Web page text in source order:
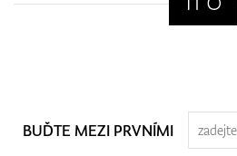
BUĎTE MEZI PRVNÍMI